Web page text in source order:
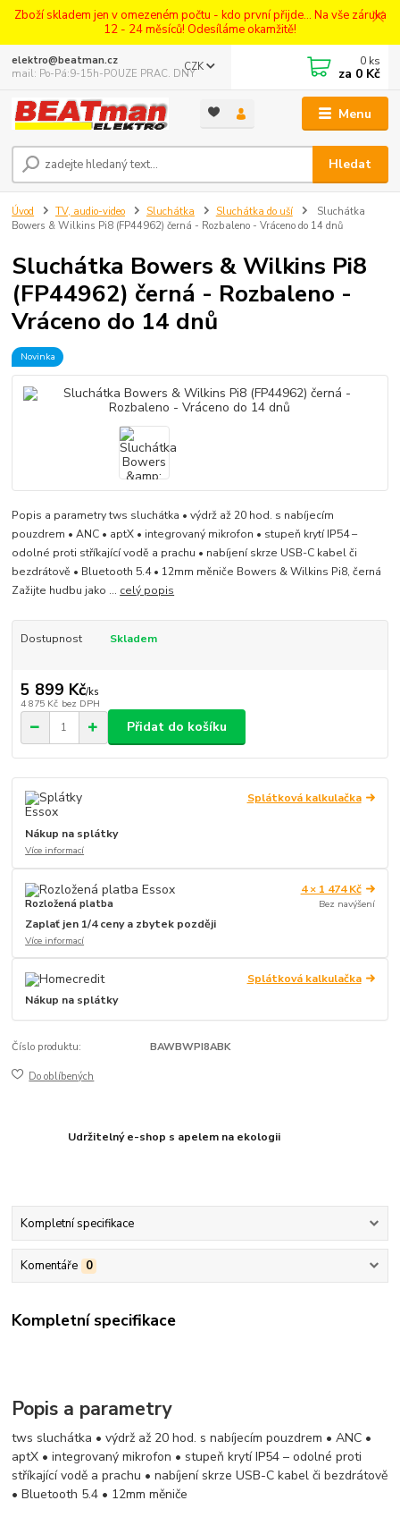
Zboží skladem jen v omezeném počtu - kdo první přijde... Na vše záruka
12 - 24 měsíců! Odesíláme okamžitě!
Menu
CZK
Hledat
elektro@beatman.cz
mail: Po-Pá:9-15h-POUZE PRAC. DNY
0 ks
za 0 Kč
Úvod TV, audio-video Sluchátka Sluchátka do uší
Sluchátka
Bowers & Wilkins Pi8 (FP44962) černá - Rozbaleno - Vráceno do 14 dnů
Sluchátka Bowers & Wilkins Pi8
(FP44962) černá - Rozbaleno -
Vráceno do 14 dnů
Novinka
Popis a parametry tws sluchátka • výdrž až 20 hod. s nabíjecím
pouzdrem • ANC • aptX • integrovaný mikrofon • stupeň krytí IP54 –
odolné proti stříkající vodě a prachu • nabíjení skrze USB-C kabel či
bezdrátově • Bluetooth 5.4 • 12mm měniče Bowers & Wilkins Pi8, černá
Zažijte hudbu jako ... celý popis
Dostupnost Skladem
5 899 Kč/ks
4 875 Kč bez DPH
Přidat do košíku
Splátková kalkulačka
Nákup na splátky
Více informací
Rozložená platba
4 × 1 474 Kč
Bez navýšení
Zaplať jen 1/4 ceny a zbytek později
Více informací
Splátková kalkulačka
Nákup na splátky
Číslo produktu: BAWBWPI8ABK
Do oblíbených
Udržitelný e-shop s apelem na ekologii
Kompletní specifikace
Komentáře 0
Kompletní specifikace
Popis a parametry
tws sluchátka • výdrž až 20 hod. s nabíjecím pouzdrem • ANC •
aptX • integrovaný mikrofon • stupeň krytí IP54 – odolné proti
stříkající vodě a prachu • nabíjení skrze USB-C kabel či bezdrátově
• Bluetooth 5.4 • 12mm měniče